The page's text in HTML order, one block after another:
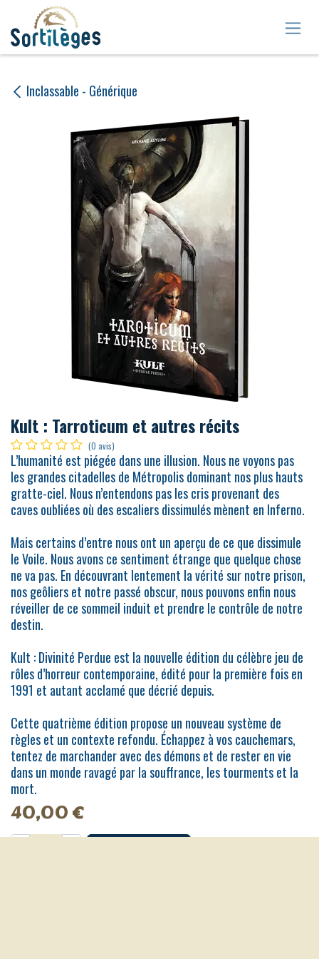
Se rendre au contenu
Inclassable - Générique
Kult : Tarroticum et autres récits
(0 avis)
L’humanité est piégée dans une illusion. Nous ne voyons pas
les grandes citadelles de Métropolis dominant nos plus hauts
gratte-ciel. Nous n’entendons pas les cris provenant des
caves oubliées où des escaliers dissimulés mènent en Inferno.
Mais certains d’entre nous ont un aperçu de ce que dissimule
le Voile. Nous avons ce sentiment étrange que quelque chose
ne va pas. En découvrant lentement la vérité sur notre prison,
nos geôliers et notre passé obscur, nous pouvons enfin nous
réveiller de ce sommeil induit et prendre le contrôle de notre
destin.
Kult : Divinité Perdue est la nouvelle édition du célèbre jeu de
rôles d’horreur contemporaine, édité pour la première fois en
1991 et autant acclamé que décrié depuis.
Cette quatrième édition propose un nouveau système de
règles et un contexte refondu. Échappez à vos cauchemars,
tentez de marchander avec des démons et de rester en vie
dans un monde ravagé par la souffrance, les tourments et la
mort.
40,00€